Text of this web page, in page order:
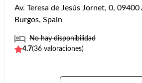
Av. Teresa de Jesús Jornet, 0,
Burgos, Spain
No hay disponibilidad
4.7(36 valoraciones)